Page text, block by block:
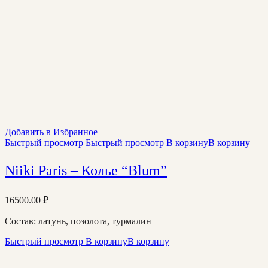
Добавить в Избранное
Быстрый просмотр Быстрый просмотр В корзинуВ корзину
Niiki Paris – Колье “Blum”
16500.00 ₽
Состав: латунь, позолота, турмалин
Быстрый просмотр В корзинуВ корзину